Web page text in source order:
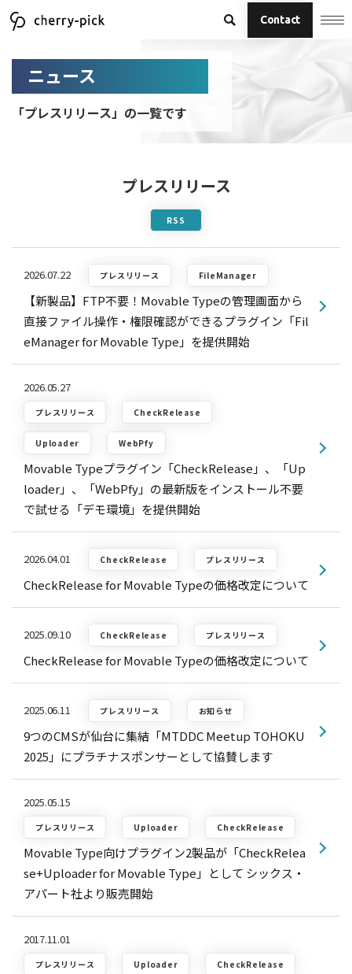
Contact
ニュース
「プレスリリース」の一覧です
プレスリリース
RSS
2026.07.22 プレスリリース FileManager
【新製品】FTP不要！Movable Typeの管理画面から
直接ファイル操作・権限確認ができるプラグイン「Fil
eManager for Movable Type」を提供開始
2026.05.27
プレスリリース CheckRelease
Uploader WebPfy
Movable Typeプラグイン「CheckRelease」、「Up
loader」、「WebPfy」の最新版をインストール不要
で試せる「デモ環境」を提供開始
2026.04.01 CheckRelease プレスリリース
CheckRelease for Movable Typeの価格改定について
2025.09.10 CheckRelease プレスリリース
CheckRelease for Movable Typeの価格改定について
2025.06.11 プレスリリース お知らせ
9つのCMSが仙台に集結「MTDDC Meetup TOHOKU
2025」にプラチナスポンサーとして協賛します
2025.05.15
プレスリリース Uploader CheckRelease
Movable Type向けプラグイン2製品が「CheckRelea
se+Uploader for Movable Type」として シックス・
アパート社より販売開始
2017.11.01
プレスリリース Uploader CheckRelease